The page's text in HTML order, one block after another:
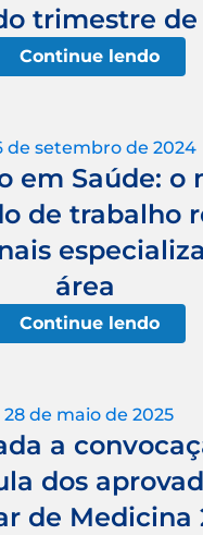
trimestre de
Continue lendo
de setembro de 2024
em Saúde: o
de trabalho
área
Continue lendo
28 de maio de 2025
a
dos
de Medicina